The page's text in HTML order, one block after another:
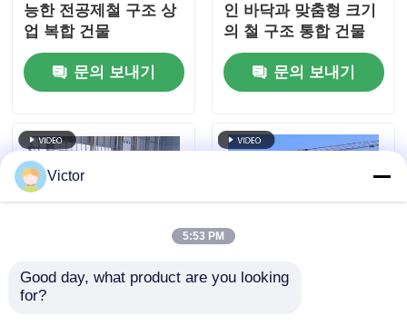
능한 전공제철 구조 상
업 복합 건물
문의 보내기
인 바닥과 맞춤형 크기
의 철 구조 통합 건물
문의 보내기
Victor
5:53 PM
Good day, what product are you looking
for?